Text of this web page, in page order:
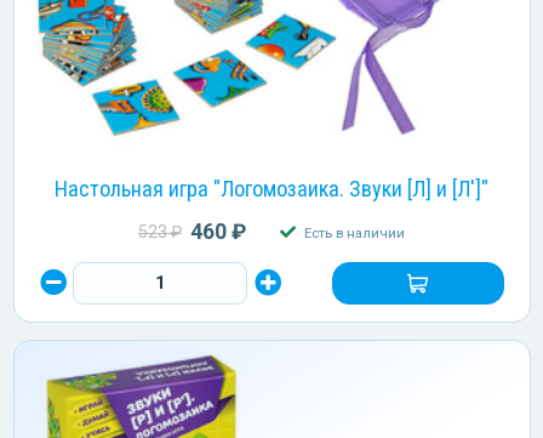
Настольная игра "Логомозаика. Звуки [Л] и [Л']"
523 ₽ 460 ₽ Есть в наличии